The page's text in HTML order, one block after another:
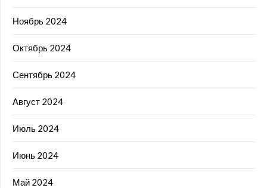
Ноябрь 2024
Октябрь 2024
Сентябрь 2024
Август 2024
Июль 2024
Июнь 2024
Май 2024